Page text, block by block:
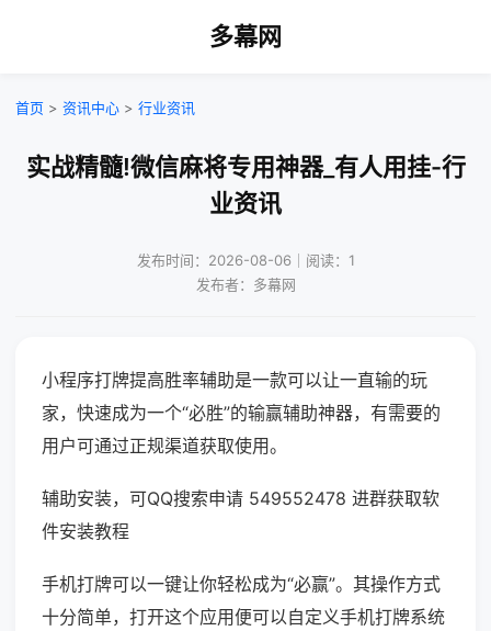
多幕网
首页 > 资讯中心 > 行业资讯
实战精髓!微信麻将专用神器_有人用挂-行
业资讯
发布时间：2026-08-06｜阅读：1
发布者：多幕网
小程序打牌提高胜率辅助是一款可以让一直输的玩
家，快速成为一个“必胜”的输赢辅助神器，有需要的
用户可通过正规渠道获取使用。
辅助安装，可QQ搜索申请 549552478 进群获取软
件安装教程
手机打牌可以一键让你轻松成为“必赢”。其操作方式
十分简单，打开这个应用便可以自定义手机打牌系统